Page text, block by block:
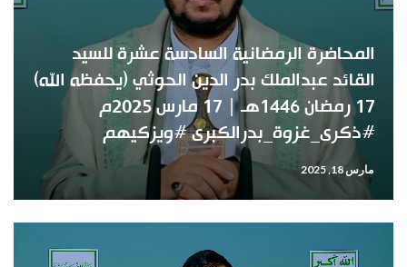
المحاضرة الرمضانية السادسة عشرة للسيد
القائد عبدالملك بدر الدين الحوثي (يحفظه الله)
17 رمضان 1446هـ | 17 مارس 2025م
#ذكرى_غزوة_بدرالكبرى #ويزكيهم
مارس 18, 2025